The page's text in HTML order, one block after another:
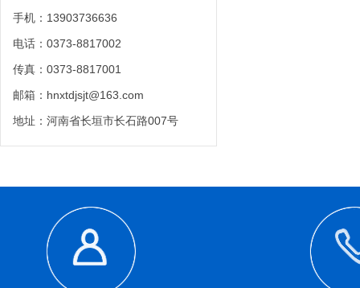
手机：13903736636
电话：0373-8817002
传真：0373-8817001
邮箱：hnxtdjsjt@163.com
地址：河南省长垣市长石路007号